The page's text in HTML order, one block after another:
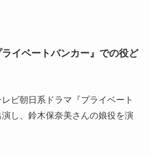
イベートバンカー』での役ど
ビ朝日系ドラマ『プライベート
し、鈴木保奈美さんの娘役を演